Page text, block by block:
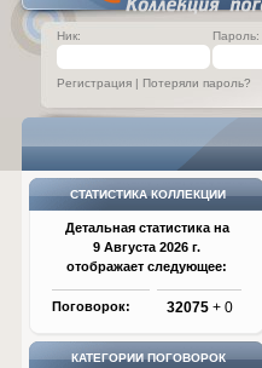
Ник: Пароль:
Регистрация | Потеряли пароль?
СТАТИСТИКА КОЛЛЕКЦИИ
Детальная статистика на
9 Августа 2026 г.
отображает следующее:
Поговорок: 32075 + 0
КАТЕГОРИИ ПОГОВОРОК